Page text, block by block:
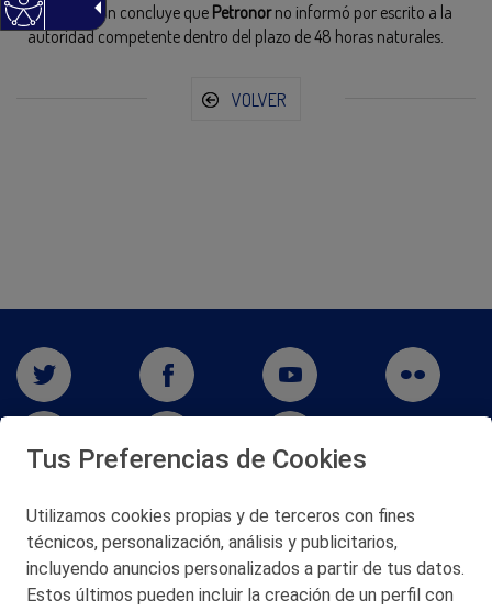
La resolución concluye que Petronorno informó por escrito a la
autoridad competente dentro del plazo de 48 horas naturales.
VOLVER
San Martín 5-Edificio Muñatones,
48550 Muskiz (Bizkaia)
Telf. 946 357 000
© 2026 Petronor S.A.
Tus Preferencias de Cookies
Utilizamos cookies propias y de terceros con fines
técnicos, personalización, análisis y publicitarios,
incluyendo anuncios personalizados a partir de tus datos.
Estos últimos pueden incluir la creación de un perfil con